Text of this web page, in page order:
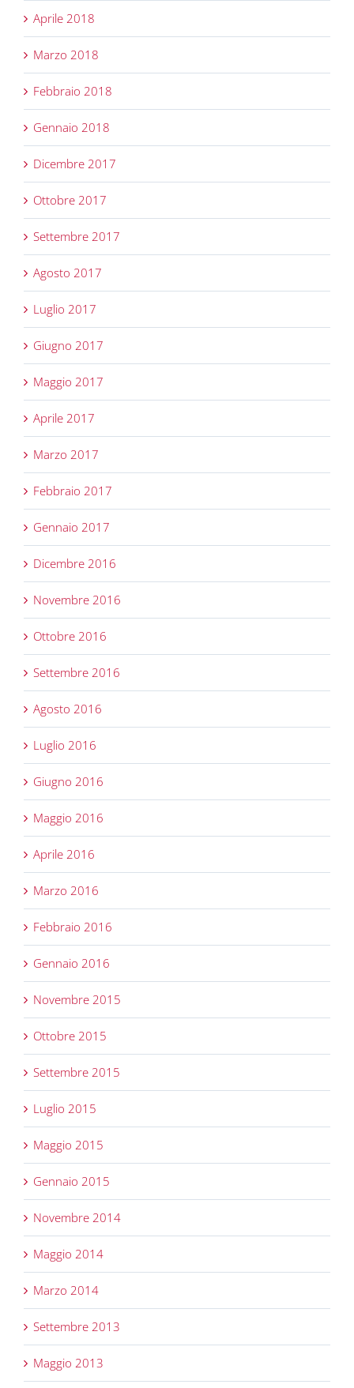
Aprile 2018
Marzo 2018
Febbraio 2018
Gennaio 2018
Dicembre 2017
Ottobre 2017
Settembre 2017
Agosto 2017
Luglio 2017
Giugno 2017
Maggio 2017
Aprile 2017
Marzo 2017
Febbraio 2017
Gennaio 2017
Dicembre 2016
Novembre 2016
Ottobre 2016
Settembre 2016
Agosto 2016
Luglio 2016
Giugno 2016
Maggio 2016
Aprile 2016
Marzo 2016
Febbraio 2016
Gennaio 2016
Novembre 2015
Ottobre 2015
Settembre 2015
Luglio 2015
Maggio 2015
Gennaio 2015
Novembre 2014
Maggio 2014
Marzo 2014
Settembre 2013
Maggio 2013